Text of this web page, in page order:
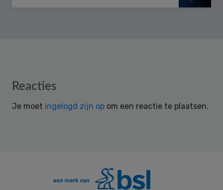
Reader
Reacties
Je moet ingelogd zijn op om een reactie te plaatsen.